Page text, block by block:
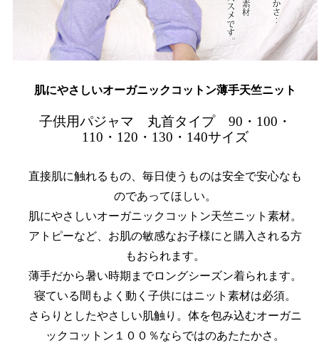
肌にやさしいオーガニックコットン薄手天竺ニット
子供用パジャマ 丸首タイプ 90・100・
110・120・130・140サイズ
直接肌に触れるもの、毎日使うものは安全で安心なも
のであってほしい。
肌にやさしいオーガニックコットン天竺ニット素材。
アトピーなど、お肌の敏感なお子様にと購入される方
もおられます。
薄手だから暑い時期までロングシーズン着られます。
寝ている間もよく動く子供にはニット素材は必須。
さらりとしたやさしい肌触り。体を包み込むオーガニ
ックコットン１００％ならではのあたたかさ。